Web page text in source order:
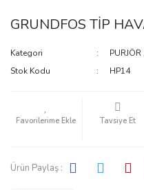
GRUNDFOS TİP
Kategori PURJÖR ,
Stok Kodu
HP14
Tavsiye Et
Ürün Paylaş :